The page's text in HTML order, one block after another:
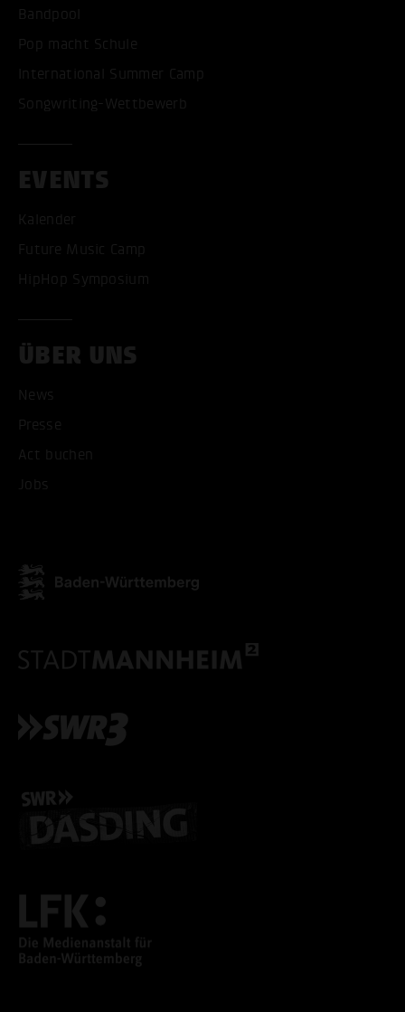
Bandpool
Pop macht Schule
International Summer Camp
Songwriting-Wettbewerb
EVENTS
Kalender
Future Music Camp
HipHop Symposium
ÜBER UNS
News
Presse
Act buchen
Jobs